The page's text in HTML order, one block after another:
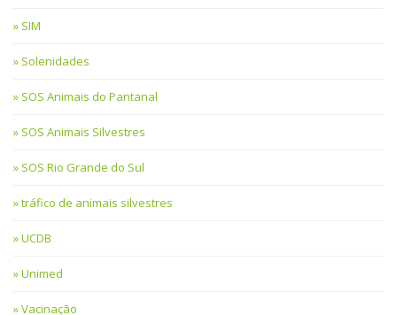
SIM
Solenidades
SOS Animais do Pantanal
SOS Animais Silvestres
SOS Rio Grande do Sul
tráfico de animais silvestres
UCDB
Unimed
Vacinação